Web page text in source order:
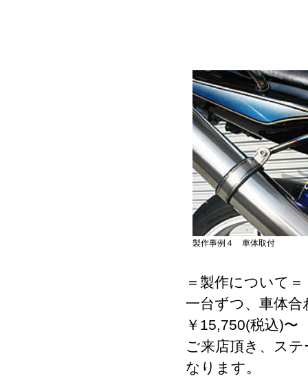
製作事例４ 車体取付
＝製作について＝
一台ずつ、車体
￥15,750(税込)〜
ご来店頂き、ス
なります。